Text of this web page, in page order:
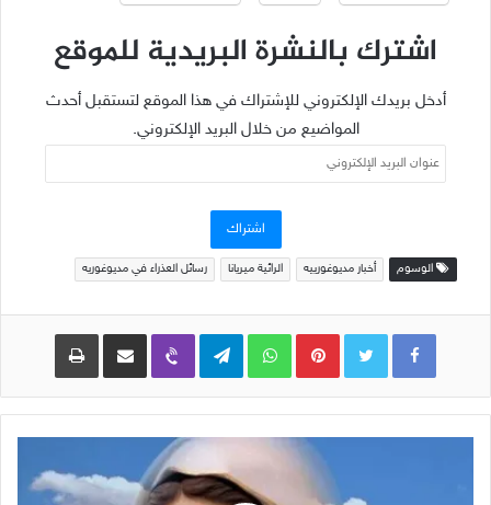
اشترك بالنشرة البريدية للموقع
أدخل بريدك الإلكتروني للإشتراك في هذا الموقع لتستقبل أحدث
المواضيع من خلال البريد الإلكتروني.
عنوان
البريد
اشتراك
الوسوم أخبار مديوغورييه الرائية ميريانا رسائل العذراء في مديوغوريه
Pinterest
WhatsApp
Telegram
Viber مشاركة عبر البريد طباعة